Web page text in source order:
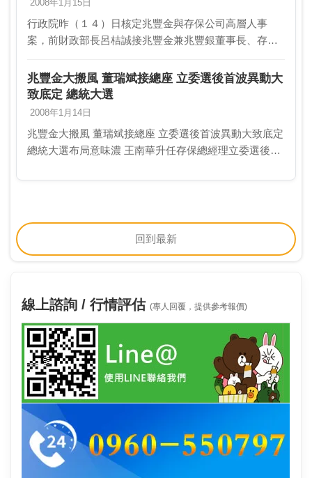
2008年1月15日
行政院昨（１４）日核定兆豐金與存保公司高層人事
案，前財政部長呂桔誠接兆豐金兼兆豐銀董事長、存保
豐金總經理兼兆豐銀董座蔡友才則轉任兆豐投信董事
長。存保總…
兆豐金大搬風 董瑞斌接總座 立委選後首波異動大
致底定 總統大選
2008年1月14日
兆豐金大搬風 董瑞斌接總座 立委選後首波異動大致底定
總統大選布局意味濃 王南華升任存保總經理立委選後第
保險公司人事大搬風，包括前財政部長呂桔誠出任兆…
回到最新
線上諮詢 / 行情評估 (專人回覆，提供參考報價)